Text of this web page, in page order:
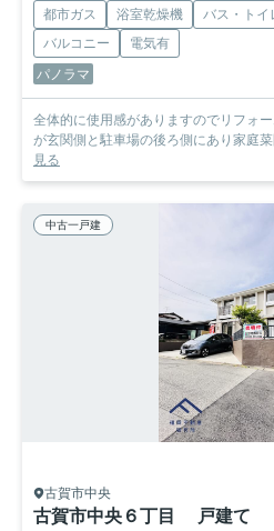
都市ガス 浴室乾燥機 バス・トイ
バルコニー
電気有
パノラマ
全体的に使用感がありますのでリフォ
が玄関側と駐車場の後ろ側にあり家庭
見る
中古一戸建
古賀市中央
古賀市中央６丁目 戸建て